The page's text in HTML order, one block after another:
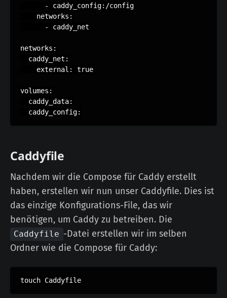
      - caddy_config:/config
    networks:
      - caddy_net
networks:
  caddy_net:
    external: true
volumes:
  caddy_data:
Caddyfile
Nachdem wir die Compose für Caddy erstellt
haben, erstellen wir nun unser Caddyfile. Dies ist
das einzige Konfigurations-File, das wir
benötigen, um Caddy zu betreiben. Die
Caddyfile -Datei erstellen wir im selben
Ordner wie die Compose für Caddy: